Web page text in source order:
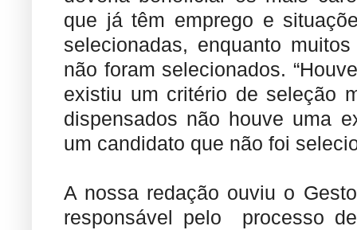
que já têm emprego e
selecionadas, enquanto
não foram selecionados.
existiu um critério de seleção
dispensados não houve uma
um candidato que não foi
A nossa redação ouviu o
responsável pelo processo